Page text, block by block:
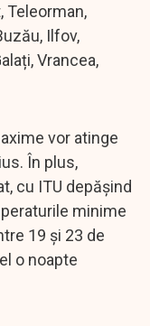
Teleorman,
Ilfov,
Vrancea,
vor atinge
În plus,
cu ITU depășind
minime
19 și 23 de
o noapte